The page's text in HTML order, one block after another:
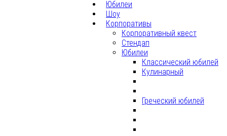
Юбилеи
Шоу
Корпоративы
Корпоративный квест
Стендап
Юбилеи
Классический юбилей
Кулинарный
Греческий юбилей